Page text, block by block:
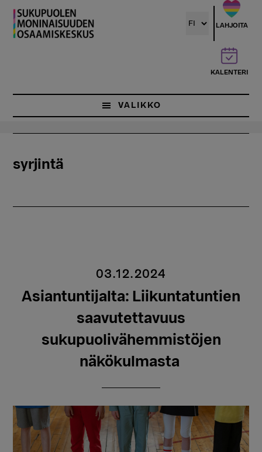
Hyppää
pääsisältöön
LAHJOITA
KALENTERI
VALIKKO
syrjintä
03.12.2024
Asiantuntijalta: Liikuntatuntien
saavutettavuus
sukupuolivähemmistöjen
näkökulmasta